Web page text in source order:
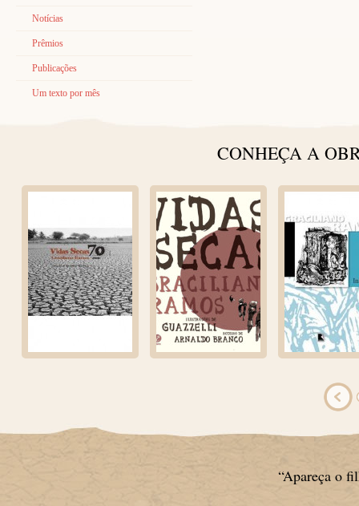
Notícias
Prêmios
Publicações
Um texto por mês
CONHEÇA A
“Apareça o